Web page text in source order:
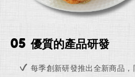
05 優質的產品研發
每季創新研發推出全新商品